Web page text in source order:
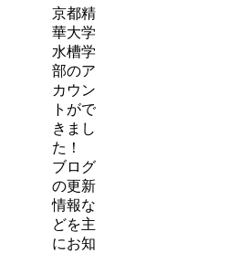
京都精
華大学
水槽学
部のア
カウン
トがで
きまし
た！
ブログ
の更新
情報な
どを主
にお知